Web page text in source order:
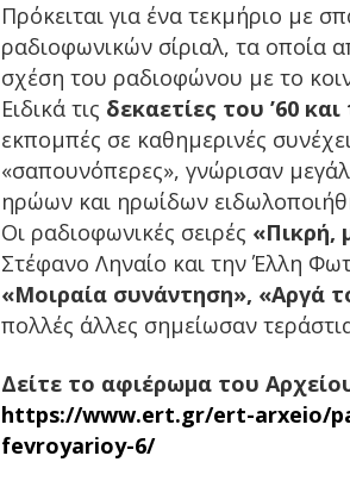
Πρόκειται για ένα τεκμήριο με
ραδιοφωνικών σίριαλ, τα οποία
σχέση του ραδιοφώνου με το
Ειδικά τις δεκαετίες του ’60 και
εκπομπές σε καθημερινές
«σαπουνόπερες», γνώρισαν
ηρώων και ηρωίδων
Οι ραδιοφωνικές σειρές «Πικρή,
Στέφανο Ληναίο και την Έλλη
«Μοιραία συνάντηση», «Αργά
πολλές άλλες σημείωσαν
Δείτε το αφιέρωμα του
https://www.ert.gr/ert-arxeio/
fevroyarioy-6/